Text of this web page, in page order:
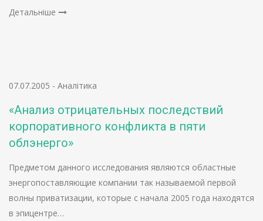
Детальніше
07.07.2005 - Аналітика
«Анализ отрицательных последствий
корпоративного конфликта в пяти
облэнерго»
Предметом данного исследования являются областные
энергопоставляющие компании так называемой первой
волны приватизации, которые с начала 2005 года находятся
в эпицентре…